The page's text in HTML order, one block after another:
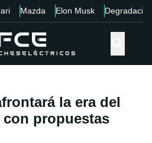
Mazda Elon Musk Degradación
la era del
propuestas